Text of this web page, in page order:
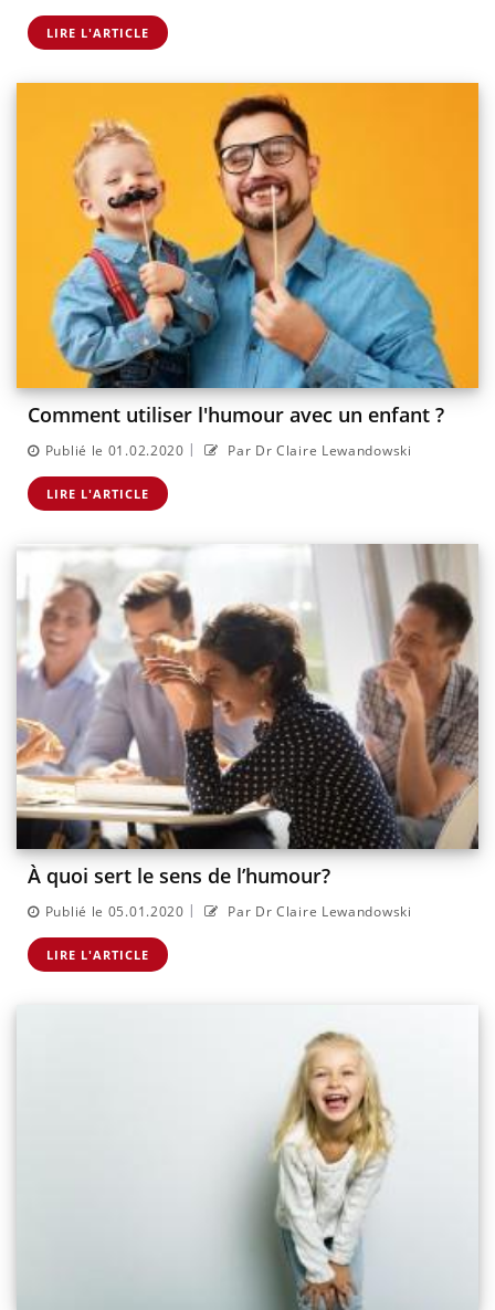
LIRE L'ARTICLE
Comment utiliser l'humour avec un enfant ?
Publié le 01.02.2020 | Par Dr Claire Lewandowski
LIRE L'ARTICLE
À quoi sert le sens de l’humour?
Publié le 05.01.2020 | Par Dr Claire Lewandowski
LIRE L'ARTICLE